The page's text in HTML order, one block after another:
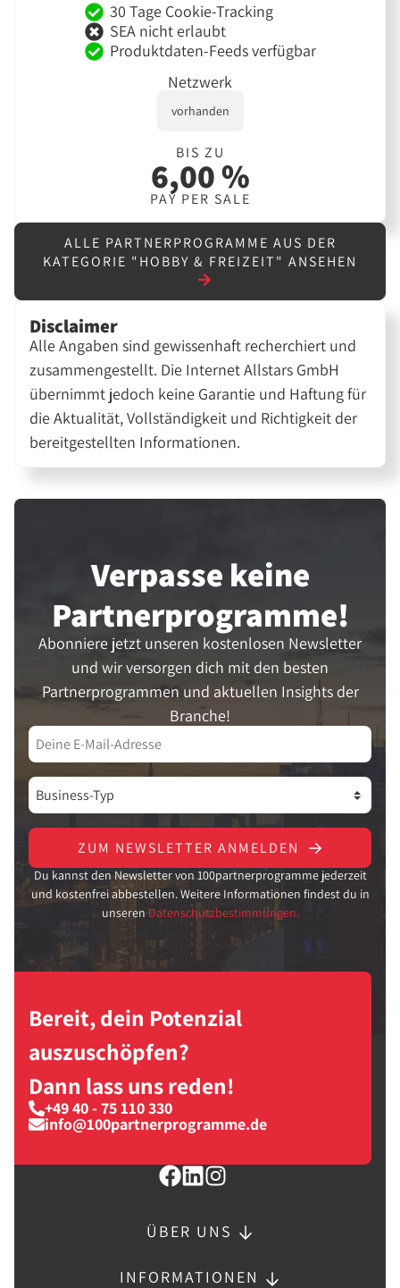
30 Tage Cookie-Tracking
SEA nicht erlaubt
Produktdaten-Feeds verfügbar
Netzwerk
vorhanden
BIS ZU
6,00 %
PAY PER SALE
ALLE PARTNERPROGRAMME AUS DER
KATEGORIE "HOBBY & FREIZEIT" ANSEHEN
Disclaimer
Alle Angaben sind gewissenhaft recherchiert und
zusammengestellt. Die Internet Allstars GmbH
übernimmt jedoch keine Garantie und Haftung für
die Aktualität, Vollständigkeit und Richtigkeit der
bereitgestellten Informationen.
Verpasse keine
Partner­programme!
Abonniere jetzt unseren kostenlosen Newsletter
und wir versorgen dich mit den besten
Partnerprogrammen und aktuellen Insights der
Branche!
ZUM NEWSLETTER ANMELDEN
Du kannst den Newsletter von 100partnerprogramme jederzeit
und kostenfrei abbestellen. Weitere Informationen findest du in
unseren Datenschutzbestimmungen.
Bereit, dein Potenzial
auszuschöpfen?
Dann lass uns reden!
+49 40 - 75 110 330
info@100partnerprogramme.de
ÜBER UNS
INFORMATIONEN